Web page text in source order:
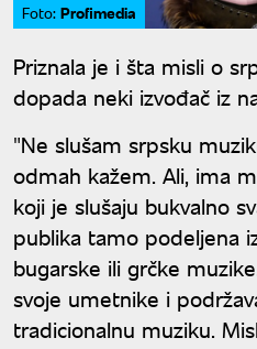
Foto: Profimedia
Priznala je i šta misli o
dopada neki izvođač iz
"Ne slušam srpsku
odmah kažem. Ali, ima
koji je slušaju bukvalno
publika tamo podeljena
bugarske ili grčke
svoje umetnike i
tradicionalnu muziku.